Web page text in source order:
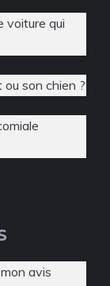
voiture qui
son chien ?
avis